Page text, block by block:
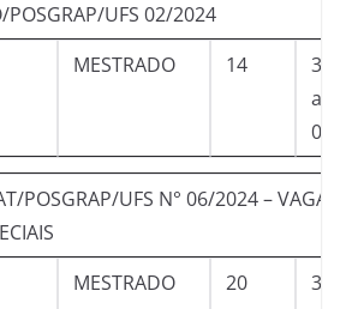
POSGRAP/UFS 02/2024
MESTRADO 14
a
POSGRAP/UFS N° 06/2024 –
MESTRADO 20